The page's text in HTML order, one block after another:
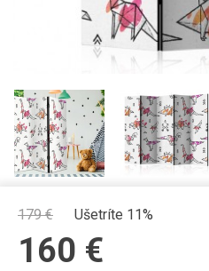
179€ Ušetríte 11%
160 €